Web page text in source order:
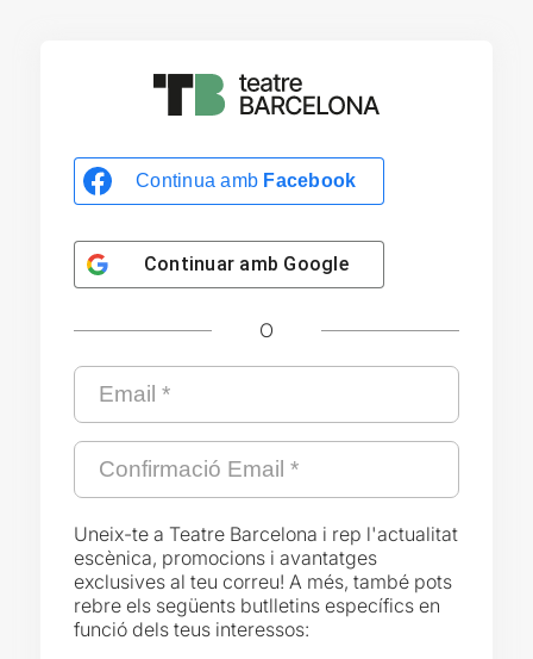
Continua amb Facebook
Continuar amb Google
O
Uneix-te a Teatre Barcelona i rep l'actualitat
escènica, promocions i avantatges
exclusives al teu correu! A més, també pots
rebre els següents butlletins específics en
funció dels teus interessos: